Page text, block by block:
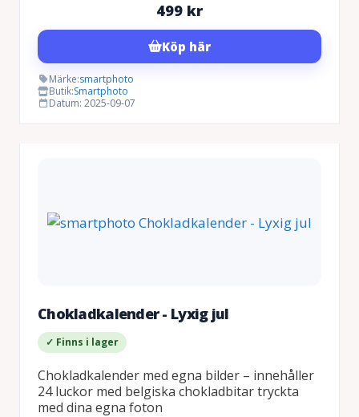
499 kr
Köp här
Märke:smartphoto
Butik:Smartphoto
Datum: 2025-09-07
Chokladkalender - Lyxig jul
✓ Finns i lager
Chokladkalender med egna bilder – innehåller
24 luckor med belgiska chokladbitar tryckta
med dina egna foton